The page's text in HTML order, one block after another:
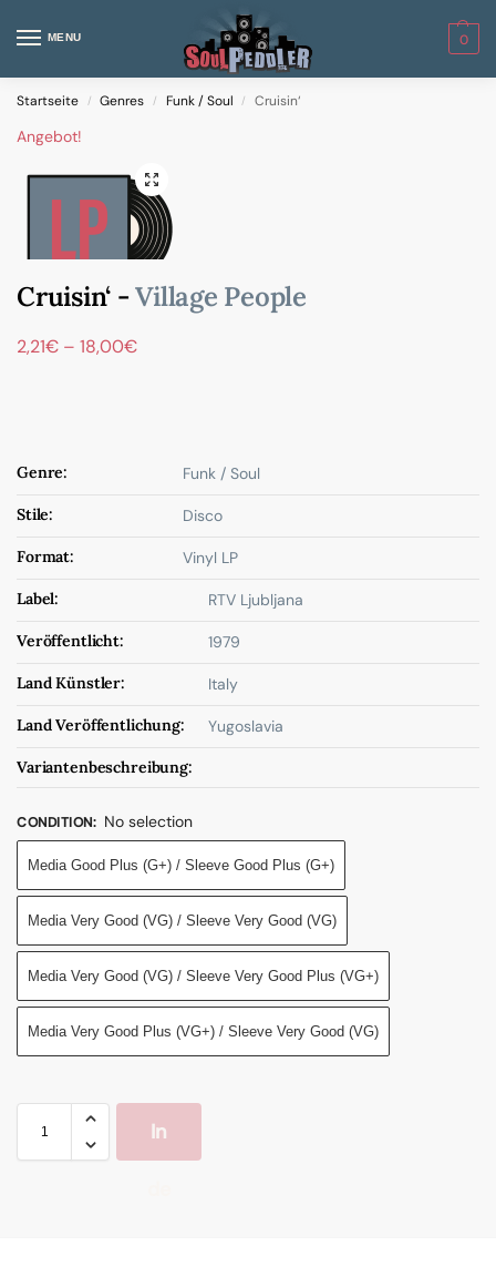
MENU 0
Startseite / Genres / Funk / Soul / Cruisin‘
Angebot!
Cruisin‘ -Village People
2,21€ – 18,00€
Genre: Funk / Soul
Stile: Disco
Format: Vinyl LP
Label: RTV Ljubljana
Veröffentlicht: 1979
Land Künstler: Italy
Land Veröffentlichung: Yugoslavia
Variantenbeschreibung:
CONDITION: No selection
Media Good Plus (G+) / Sleeve Good Plus (G+)
Media Very Good (VG) / Sleeve Very Good (VG)
Media Very Good (VG) / Sleeve Very Good Plus (VG+)
Media Very Good Plus (VG+) / Sleeve Very Good (VG)
In